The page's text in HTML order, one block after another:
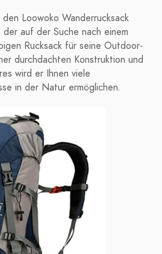
Loowoko Wanderrucksack
auf der Suche nach einem
Rucksack für seine Outdoor-
durchdachten Konstruktion und
wird er Ihnen viele
in der Natur ermöglichen.